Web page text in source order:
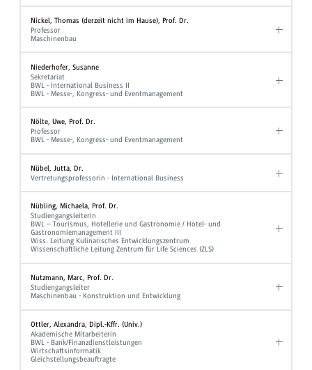
Nickel, Thomas (derzeit nicht im Hause), Prof. Dr.
Professor
Maschinenbau
Niederhofer, Susanne
Sekretariat
BWL - International Business II
BWL - Messe-, Kongress- und Eventmanagement
Nölte, Uwe, Prof. Dr.
Professor
BWL - Messe-, Kongress- und Eventmanagement
Nübel, Jutta, Dr.
Vertretungsprofessorin - International Business
Nübling, Michaela, Prof. Dr.
Studiengangsleiterin
BWL – Tourismus, Hotellerie und Gastronomie / Hotel- und
Gastronomiemanagement III
Wiss. Leitung Kulinarisches Entwicklungszentrum
Wissenschaftliche Leitung Zentrum für Life Sciences (ZLS)
Nutzmann, Marc, Prof. Dr.
Studiengangsleiter
Maschinenbau - Konstruktion und Entwicklung
Ottler, Alexandra, Dipl.-Kffr. (Univ.)
Akademische Mitarbeiterin
BWL - Bank/Finanzdienstleistungen
Wirtschaftsinformatik
Gleichstellungsbeauftragte